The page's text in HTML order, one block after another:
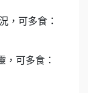
，可多食：
，可多食：